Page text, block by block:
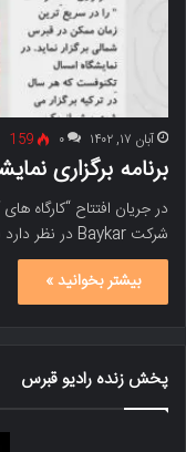
آبان ۱۷, ۱۴۰۲ ۰ 159
برنامه برگزاری
در جریان افتتاح “کارگاه
شرکت Baykar در نظر دارد نمایشگاه بین المللی هوانوردی،…
بیشتر بخوانید »
پخش زنده رادیو قبرس